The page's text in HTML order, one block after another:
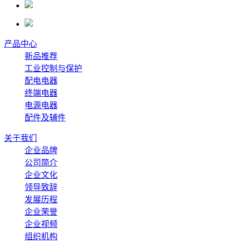
产品中心
新品推荐
工业控制与保护
配电电器
终端电器
电源电器
配件及辅件
关于我们
企业品牌
公司简介
企业文化
领导致辞
发展历程
企业荣誉
企业视频
组织机构